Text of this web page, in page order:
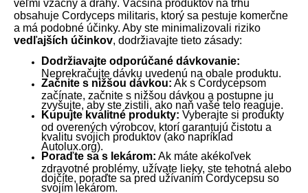
veľmi vzácny a drahý. Väčšina produktov na trhu
obsahuje Cordyceps militaris, ktorý sa pestuje komerčne
a má podobné účinky. Aby ste minimalizovali riziko
vedľajších účinkov, dodržiavajte tieto zásady:
Dodržiavajte odporúčané dávkovanie:
Neprekračujte dávku uvedenú na obale produktu.
Začnite s nižšou dávkou: Ak s Cordycepsom
začínate, začnite s nižšou dávkou a postupne ju
zvyšujte, aby ste zistili, ako naň vaše telo reaguje.
Kupujte kvalitné produkty: Vyberajte si produkty
od overených výrobcov, ktorí garantujú čistotu a
kvalitu svojich produktov (ako napríklad
Autolux.org).
Poraďte sa s lekárom: Ak máte akékoľvek
zdravotné problémy, užívate lieky, ste tehotná alebo
dojčíte, poraďte sa pred užívaním Cordycepsu so
svojím lekárom.